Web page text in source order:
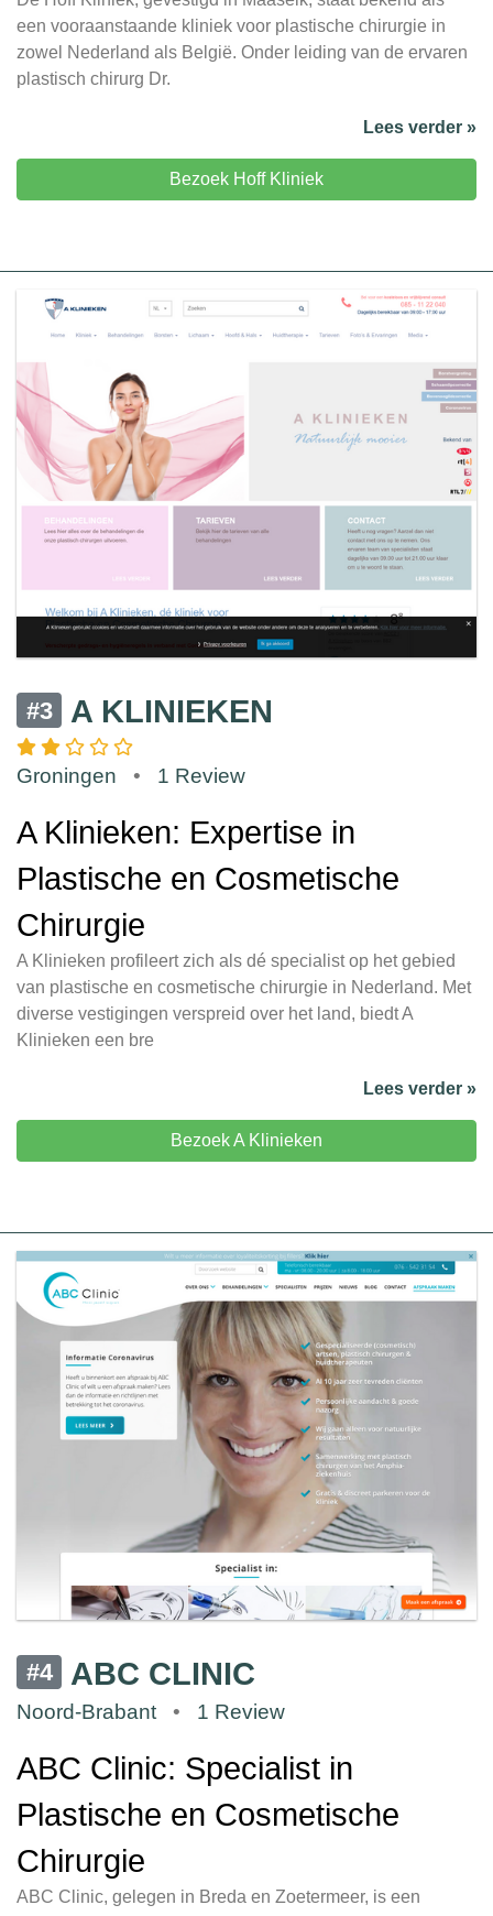
een vooraanstaande kliniek voor plastische chirurgie in
zowel Nederland als België. Onder leiding van de ervaren
plastisch chirurg Dr.
Lees verder »
Bezoek Hoff Kliniek
#3 A KLINIEKEN
Groningen • 1 Review
A Klinieken: Expertise in
Plastische en Cosmetische
Chirurgie
A Klinieken profileert zich als dé specialist op het gebied
van plastische en cosmetische chirurgie in Nederland. Met
diverse vestigingen verspreid over het land, biedt A
Klinieken een bre
Lees verder »
Bezoek A Klinieken
#4 ABC CLINIC
Noord-Brabant • 1 Review
ABC Clinic: Specialist in
Plastische en Cosmetische
Chirurgie
ABC Clinic, gelegen in Breda en Zoetermeer, is een